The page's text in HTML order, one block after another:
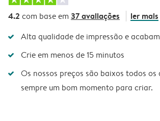
4.2 com base em 37 avaliações ler mais
Alta qualidade de impressão e
Crie em menos de 15 minutos
Os nossos preços são baixos todos os
sempre um bom momento para criar.